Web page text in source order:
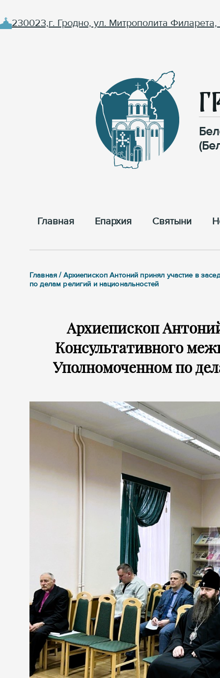
230023,г. Гродно, ул. Митрополита Филарета,
Главная Епархия Cвятыни
Главная / Архиепископ Антоний принял участие в
по делам религий и национальностей
Архиепископ
Консультативного
Уполномоченном по